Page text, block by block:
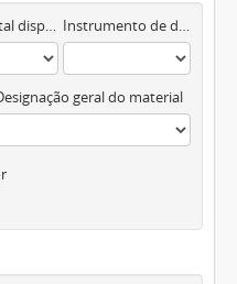
Objeto digital disponível Instrumento de descrição documental
geral do material